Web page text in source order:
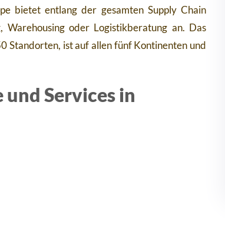
bietet entlang der gesamten Supply Chain
Warehousing oder Logistikberatung an. Das
ist auf allen fünf Kontinenten und
Services in